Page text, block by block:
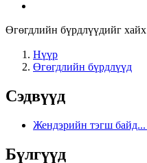
Өгөгдлийн бүрдлүүдийг хайх
Нүүр
Өгөгдлийн бүрдлүүд
Сэдвүүд
Жендэрийн тэгш байд...
Бүлгүүд